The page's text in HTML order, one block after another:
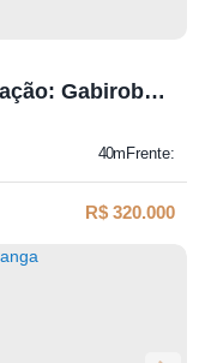
R$ 320.000
Frente:
40m